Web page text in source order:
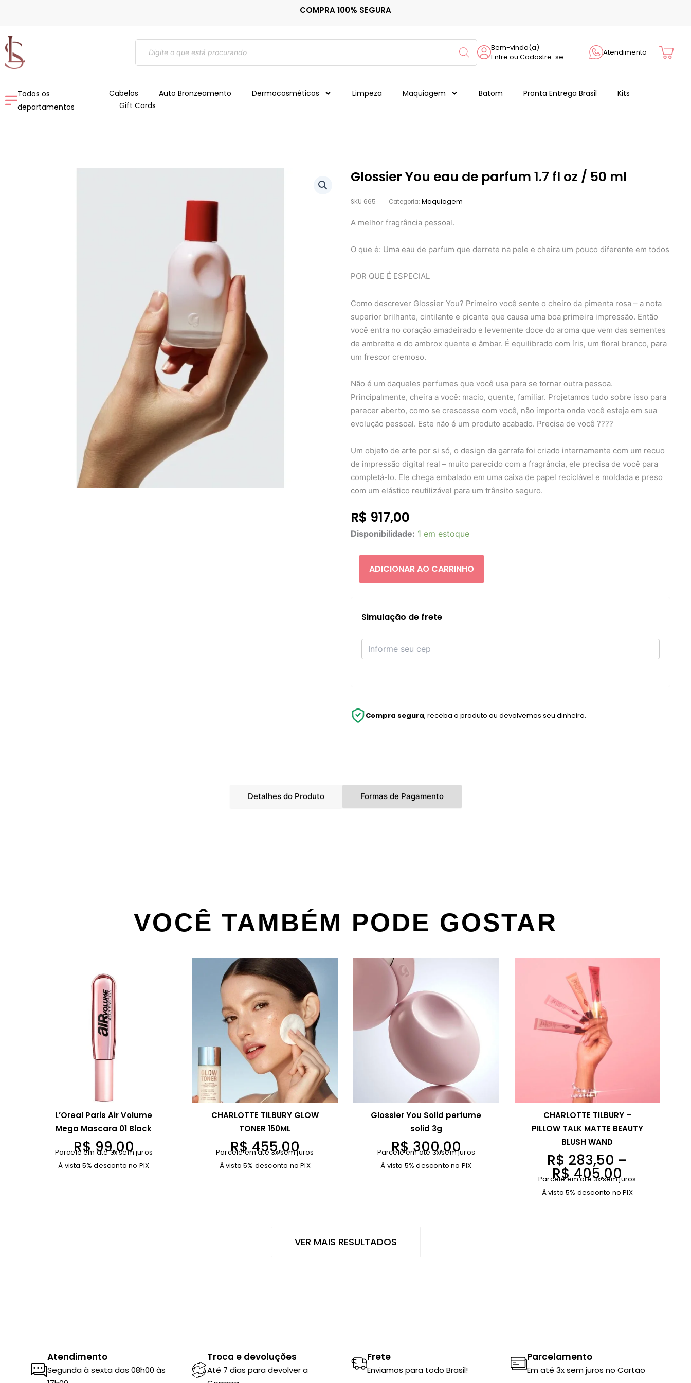
conteúdo
COMPRA 100% SEGURA
Pesquisar
produtos
Bem-vindo(a)
Entre ou Cadastre-se
Atendimento Cart
Todos os
departamentos
Cabelos Auto Bronzeamento Dermocosméticos Limpeza Maquiagem Batom Pronta Entrega Brasil
Kits
Gift Cards
Glossier You eau de parfum 1.7 fl oz / 50 ml
SKU 665 Categoria: Maquiagem
A melhor fragrância pessoal.
O que é: Uma eau de parfum que derrete na pele e cheira um pouco diferente em todos
POR QUE É ESPECIAL
Como descrever Glossier You? Primeiro você sente o cheiro da pimenta rosa – a nota
superior brilhante, cintilante e picante que causa uma boa primeira impressão. Então
você entra no coração amadeirado e levemente doce do aroma que vem das sementes
de ambrette e do ambrox quente e âmbar. É equilibrado com íris, um floral branco, para
um frescor cremoso.
Não é um daqueles perfumes que você usa para se tornar outra pessoa.
Principalmente, cheira a você: macio, quente, familiar. Projetamos tudo sobre isso para
parecer aberto, como se crescesse com você, não importa onde você esteja em sua
evolução pessoal. Este não é um produto acabado. Precisa de você ????
Um objeto de arte por si só, o design da garrafa foi criado internamente com um recuo
de impressão digital real – muito parecido com a fragrância, ele precisa de você para
completá-lo. Ele chega embalado em uma caixa de papel reciclável e moldada e preso
com um elástico reutilizável para um trânsito seguro.
R$ 917,00
Disponibilidade: 1 em estoque
Glossier
parfum
1.7
quantidade
ADICIONAR AO CARRINHO
Simulação de frete
Compra segura, receba o produto ou devolvemos seu dinheiro.
Detalhes do Produto Formas de Pagamento
VOCÊ TAMBÉM PODE GOSTAR
L’Oreal Paris Air Volume
Mega Mascara 01 Black
R$99,00
Parcele em até 3x sem juros
À vista 5% desconto no PIX
CHARLOTTE TILBURY GLOW
TONER 150ML
R$455,00
Parcele em até 3x sem juros
À vista 5% desconto no PIX
Glossier You Solid perfume
solid 3g
R$300,00
Parcele em até 3x sem juros
À vista 5% desconto no PIX
CHARLOTTE TILBURY –
PILLOW TALK MATTE BEAUTY
BLUSH WAND
R$ 283,50 –
R$405,00
F
a
i
x
2
Parcele em até 3x sem juros
À vista 5% desconto no PIX
VER MAIS RESULTADOS
Atendimento
Segunda à sexta das 08h00 às
Troca e devoluções
Até 7 dias para devolver a
Frete
Enviamos para todo Brasil!
Parcelamento
Em até 3x sem juros no Cartão